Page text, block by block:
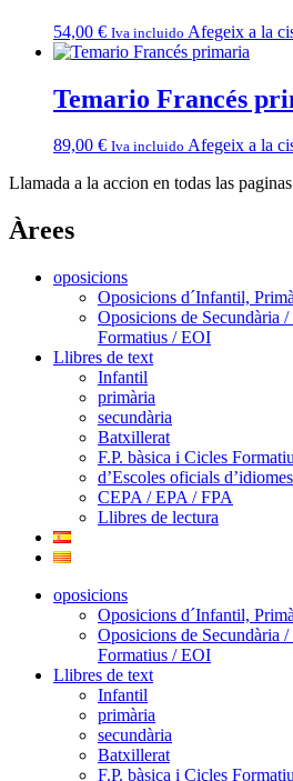
54,00 € Iva incluido Afegeix a la
Temario Francés
89,00 € Iva incluido Afegeix a la
Llamada a la accion en todas las paginas
Àrees
oposicions
Oposicions d´Infantil,
Oposicions de Secundària
Formatius / EOI
Llibres de text
Infantil
primària
secundària
Batxillerat
F.P. bàsica i Cicles
d’Escoles oficials d’idiomes
CEPA / EPA / FPA
Llibres de lectura
oposicions
Oposicions d´Infantil,
Oposicions de Secundària
Formatius / EOI
Llibres de text
Infantil
primària
secundària
Batxillerat
F.P. bàsica i Cicles